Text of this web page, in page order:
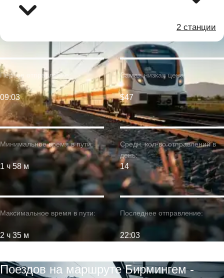
2 станции
Минимальное время в пути:
1 ч 58 м
Первое отправление:
09:03
Максимальное время в пути:
2 ч 35 м
Самая низкая цена:
$47
Средн. кол-во отправлений в
день:
14
Последнее отправление:
22:03
Поездов на маршруте Бирмингем -